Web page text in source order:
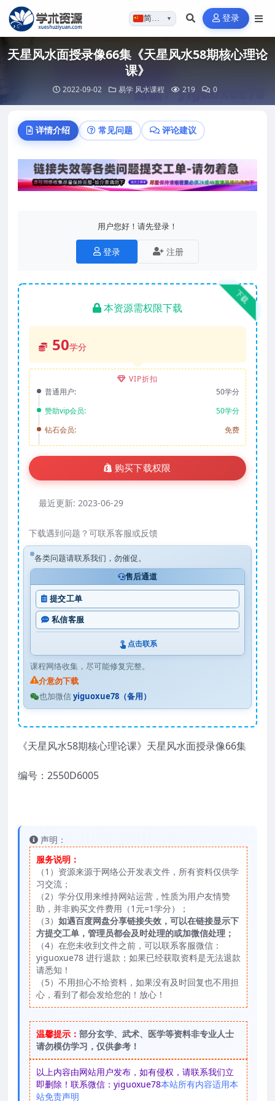
简体…▼ 登录
天星风水面授录像66集《天星风水58期核心理论
课》
2022-09-02 易学 风水课程 219 0
详情介绍 常见问题 评论建议
用户您好！请先登录！
登录 注册
下载
本资源需权限下载
50学分
VIP折扣
普通用户:
50学分
赞助vip会员:
50学分
钻石会员:
免费
购买下载权限
最近更新: 2023-06-29
下载遇到问题？可联系客服或反馈
各类问题请联系我们，勿催促。
售后通道
提交工单
私信客服
点击联系
课程网络收集，尽可能修复完整。
介意勿下载
也加微信yiguoxue78（备用）
《天星风水58期核心理论课》天星风水面授录像66集
编号：2550D6005
声明：
服务说明：
（1）资源来源于网络公开发表文件，所有资料仅供学
习交流；
（2）学分仅用来维持网站运营，性质为用户友情赞
助，并非购买文件费用（1元=1学分）；
（3） 如遇百度网盘分享链接失效，可以在链接显示下
方提交工单，管理员都会及时处理的或加微信处理；
（4）在您未收到文件之前，可以联系客服微信：
yiguoxue78 进行退款；如果已经获取资料是无法退款
请悉知！
（5）不用担心不给资料，如果没有及时回复也不用担
心，看到了都会发给您的！放心！
温馨提示： 部分玄学、武术、医学等资料非专业人士
请勿模仿学习，仅供参考！
以上内容由网站用户发布，如有侵权，请联系我们立
即删除！联系微信：yiguoxue78本站所有内容适用本
站免责声明